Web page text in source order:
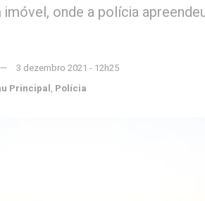
onde a polícia
3 dezembro 2021 - 12h25
Principal, Polícia